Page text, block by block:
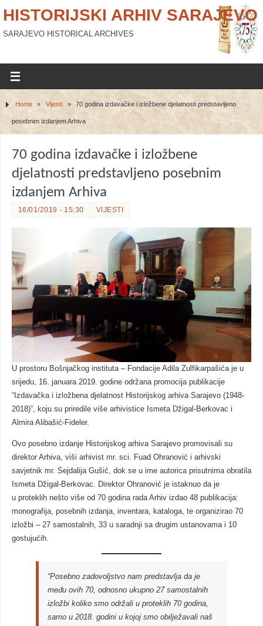
HISTORIJSKI ARHIV SARAJEVO
SARAJEVO HISTORICAL ARCHIVES
Home » Vijesti » 70 godina izdavačke i izložbene djelatnosti predstavljeno
posebnim izdanjem Arhiva
70 godina izdavačke i izložbene
djelatnosti predstavljeno posebnim
izdanjem Arhiva
16/01/2019 - 15:30 VIJESTI
U prostoru Bošnjačkog instituta – Fondacije Adila Zulfikarpašića je u
srijedu, 16. januara 2019. godine održana promocija publikacije
“Izdavačka i izložbena djelatnost Historijskog arhiva Sarajevo (1948-
2018)”, koju su priredile više arhivistice Ismeta Džigal-Berkovac i
Almira Alibašić-Fideler.
Ovo posebno izdanje Historijskog arhiva Sarajevo promovisali su
direktor Arhiva, viši arhivist mr. sci. Fuad Ohranović i arhivski
savjetnik mr. Sejdalija Gušić, dok se u ime autorica prisutnima obratila
Ismeta Džigal-Berkovac. Direktor Ohranović je istaknuo da je
u proteklih nešto više od 70 godina rada Arhiv izdao 48 publikacija:
monografija, posebnih izdanja, inventara, kataloga, te organizirao 70
izložbi – 27 samostalnih, 33 u saradnji sa drugim ustanovama i 10
gostujućih.
“Posebno zadovoljstvo nam predstavlja da je
među ovih 70, odnosno ukupno 27 samostalnih
izložbi koliko smo održali u proteklih 70 godina,
samo u 2018. godini u kojoj smo obilježavali naš